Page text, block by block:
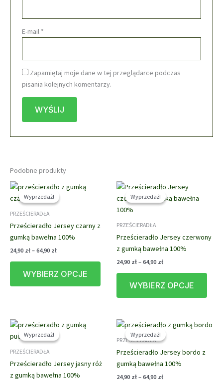
E-mail *
Zapamiętaj moje dane w tej przeglądarce podczas
pisania kolejnych komentarzy.
Podobne produkty
Wyprzedaż!
Wyprzedaż!
PRZEŚCIERADŁA
Prześcieradło Jersey czarny z
gumką bawełna 100%
24,90 zł – 64,90 złZakres
24,90 zł
WYBIERZ OPCJE
Ten
produkt
ma
Opcje
wybrać
stronie
produktu
Wyprzedaż!
Wyprzedaż!
PRZEŚCIERADŁA
Prześcieradło Jersey czerwony
z gumką bawełna 100%
24,90 zł – 64,90 złZakres
24,90 zł
WYBIERZ OPCJE
Ten
ma
Wyprzedaż!
Wyprzedaż!
PRZEŚCIERADŁA
Prześcieradło Jersey jasny róż
z gumką bawełna 100%
Wyprzedaż!
Wyprzedaż!
PRZEŚCIERADŁA
Prześcieradło Jersey bordo z
gumką bawełna 100%
24,90 zł – 64,90 złZakres